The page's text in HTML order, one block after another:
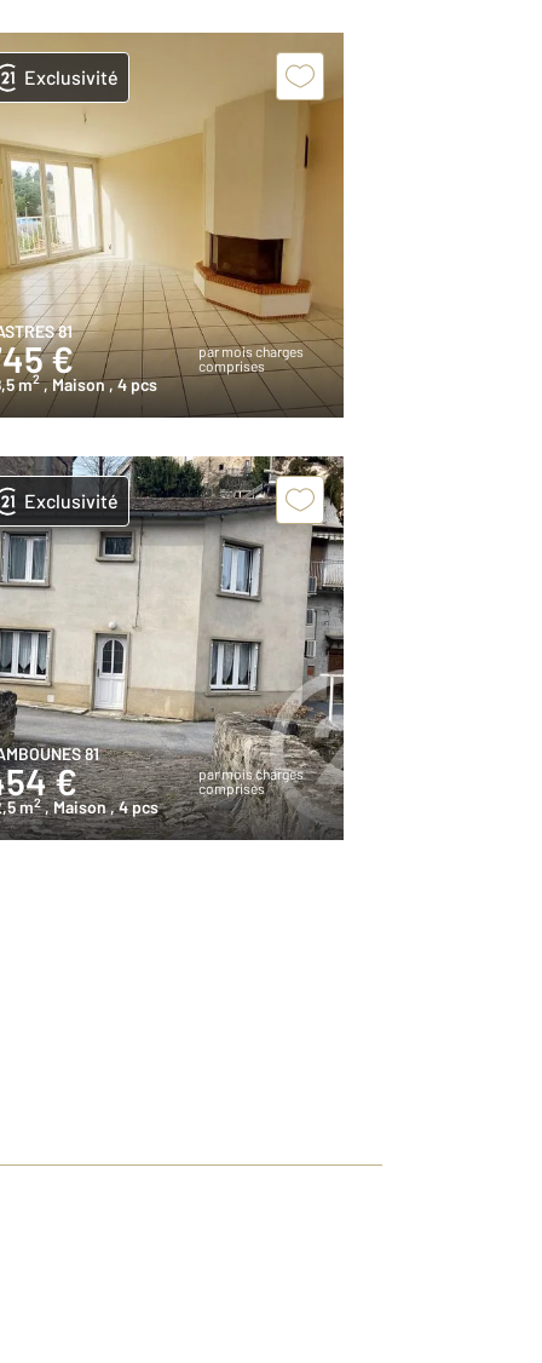
Exclusivité
81
€
par mois charges
comprises
m2 , Maison, 4 pcs
Exclusivité
81
€
par mois charges
comprises
m2 , Maison, 4 pcs